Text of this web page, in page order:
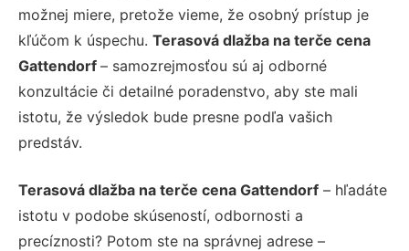
možnej miere, pretože vieme, že osobný prístup je
kľúčom k úspechu. Terasová dlažba na terče cena
Gattendorf – samozrejmosťou sú aj odborné
konzultácie či detailné poradenstvo, aby ste mali
istotu, že výsledok bude presne podľa vašich
predstáv.
Terasová dlažba na terče cena Gattendorf – hľadáte
istotu v podobe skúseností, odbornosti a
precíznosti? Potom ste na správnej adrese –